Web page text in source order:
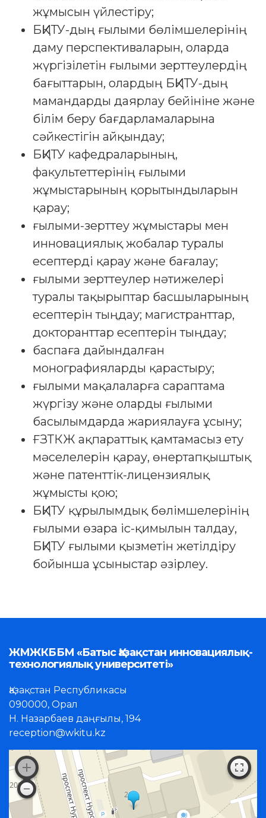
жұмысын үйлестіру;
БҚИТУ-дың ғылыми бөлімшелерінің
даму перспективаларын, оларда
жүргізілетін ғылыми зерттеулердің
бағыттарын, олардың БҚИТУ-дың
мамандарды даярлау бейініне және
білім беру бағдарламаларына
сәйкестігін айқындау;
БҚИТУ кафедраларының,
факультеттерінің ғылыми
жұмыстарының қорытындыларын
қарау;
ғылыми-зерттеу жұмыстары мен
инновациялық жобалар туралы
есептерді қарау және бағалау;
ғылыми зерттеулер нәтижелері
туралы тақырыптар басшыларының
есептерін тыңдау; магистранттар,
докторанттар есептерін тыңдау;
баспаға дайындалған
монографияларды қарастыру;
ғылыми мақалаларға сараптама
жүргізу және оларды ғылыми
басылымдарда жариялауға ұсыну;
ҒЗТКЖ ақпараттық қамтамасыз ету
мәселелерін қарау, өнертапқыштық
және патенттік-лицензиялық
жұмысты қою;
БҚИТУ құрылымдық бөлімшелерінің
ғылыми өзара іс-қимылын талдау,
БҚИТУ ғылыми қызметін жетілдіру
бойынша ұсыныстар әзірлеу.
ЖМЖКББМ «Батыс Қазақстан инновациялық-
технологиялық университеті»
Қазақстан Республикасы
090000, Орал
Н. Назарбаев даңғылы, 194
reception@wkitu.kz